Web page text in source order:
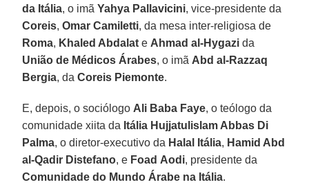
da Itália, o imãYahya Pallavicini, vice-presidente da
Coreis,Omar Camiletti, da mesa inter-religiosa de
Roma, Khaled Abdalat e Ahmad al-Hygazi da
União de Médicos Árabes, o imã Abd al-Razzaq
Bergia, daCoreis Piemonte.
E, depois, o sociólogo Ali Baba Faye, o teólogo da
comunidade xiita da Itália Hujjatulislam Abbas Di
Palma, o diretor-executivo da Halal Itália, Hamid Abd
al-Qadir Distefano, e Foad Aodi, presidente da
Comunidade do Mundo Árabe na Itália.